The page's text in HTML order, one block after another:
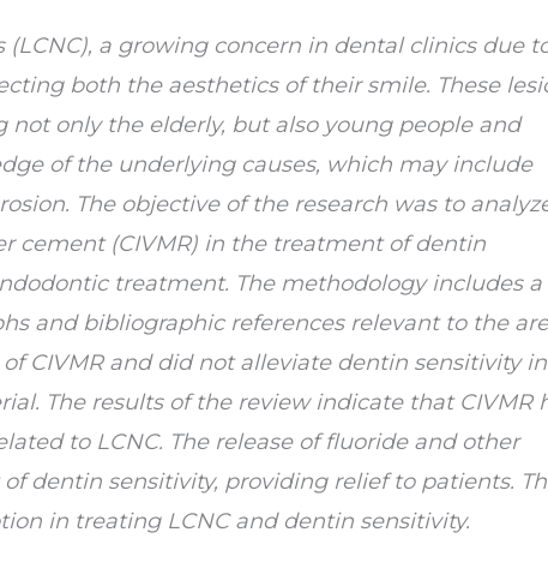
(LCNC), a growing concern in dental clinics due
both the aesthetics of their smile. These
only the elderly, but also young people and
of the underlying causes, which may include
The objective of the research was to
cement (CIVMR) in the treatment of dentin
treatment. The methodology includes a
and bibliographic references relevant to the
CIVMR and did not alleviate dentin sensitivity
The results of the review indicate that CIVMR
to LCNC. The release of fluoride and other
dentin sensitivity, providing relief to patients.
in treating LCNC and dentin sensitivity.